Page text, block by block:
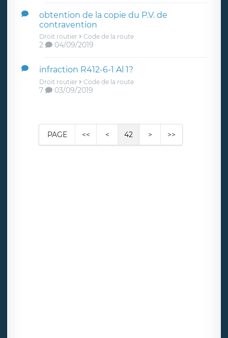
obtention de la copie du P.V. de
contravention
Droit routier Code de la route
2 04/09/2019
infraction R412-6-1 Al 1?
Droit routier Code de la route
7 03/09/2019
PAGE << < 42 > >>